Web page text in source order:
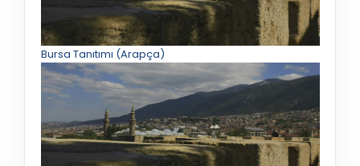
Bursa Tanıtımı (Arapça)